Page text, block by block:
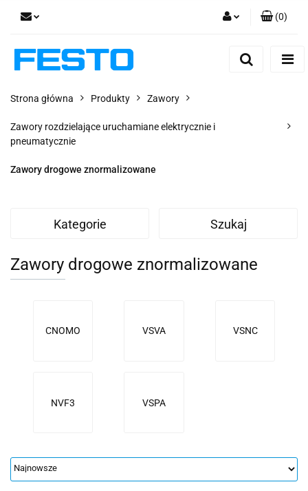
Dodaj zgłoszenie
(0)
Strona główna Produkty Zawory
Zawory rozdzielające uruchamiane elektrycznie i
pneumatycznie
Zawory drogowe znormalizowane
Kategorie Szukaj
Zawory drogowe znormalizowane
CNOMO VSVA VSNC
NVF3 VSPA